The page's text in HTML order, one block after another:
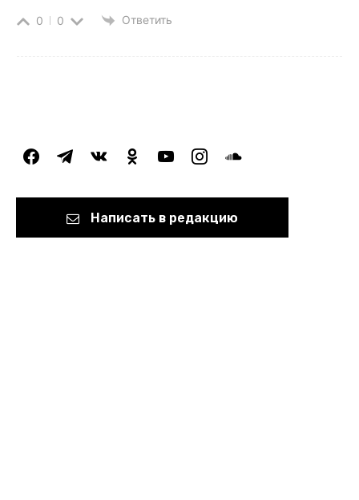
0 0 Ответить
facebooktelegramvkontakteodnoklassniki
youtubeinstagramsoundcloud
Написать в редакцию